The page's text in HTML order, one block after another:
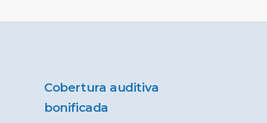
Cobertura auditiva
bonificada